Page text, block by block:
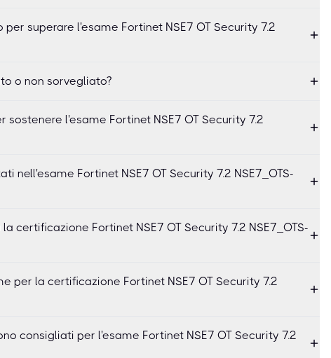
superare l'esame Fortinet NSE7 OT Security 7.2
o non sorvegliato?
sostenere l'esame Fortinet NSE7 OT Security 7.2
nell'esame Fortinet NSE7 OT Security 7.2 NSE7_OTS-
certificazione Fortinet NSE7 OT Security 7.2 NSE7_OTS-
per la certificazione Fortinet NSE7 OT Security 7.2
consigliati per l'esame Fortinet NSE7 OT Security 7.2